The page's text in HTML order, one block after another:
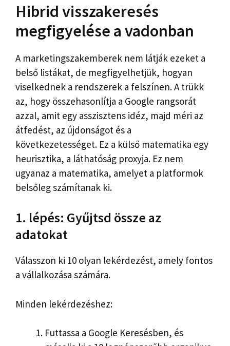
Hibrid visszakeresés
megfigyelése a vadonban
A marketingszakemberek nem látják ezeket a
belső listákat, de megfigyelhetjük, hogyan
viselkednek a rendszerek a felszínen. A trükk
az, hogy összehasonlítja a Google rangsorát
azzal, amit egy asszisztens idéz, majd méri az
átfedést, az újdonságot és a
következetességet. Ez a külső matematika egy
heurisztika, a láthatóság proxyja. Ez nem
ugyanaz a matematika, amelyet a platformok
belsőleg számítanak ki.
1. lépés: Gyűjtsd össze az
adatokat
Válasszon ki 10 olyan lekérdezést, amely fontos
a vállalkozása számára.
Minden lekérdezéshez:
Futtassa a Google Keresésben, és